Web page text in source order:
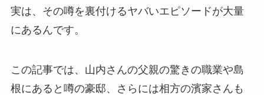
実は、その噂を裏付けるヤバいエピソードが大量
にあるんです。
この記事では、山内さんの父親の驚きの職業や島
根にあると噂の豪邸、さらには相方の濱家さんも